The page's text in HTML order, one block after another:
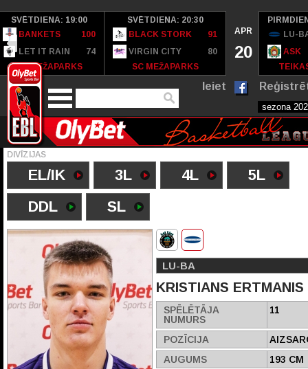
SVĒTDIENA: 19:00
BANKETS
100
LET IT RAIN
74
SC MEŽAPARKS
SVĒTDIENA: 20:30
BLACK STORK
91
VIRGIN CITY
80
SC MEŽAPARKS
APR
20
LU-
ASK
Ieiet
DIVĪZIJAS
EL/IK 3L 4L
5L
DDL
SL
LU-BA
KRISTIANS ERTMANIS
SPĒLĒTĀJA
NUMURS
11
POZĪCIJA
AUGUMS
193 CM